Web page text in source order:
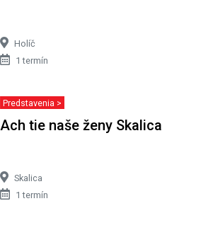
Holíč
1 termín
Predstavenia >
Ach tie naše ženy Skalica
Skalica
1 termín